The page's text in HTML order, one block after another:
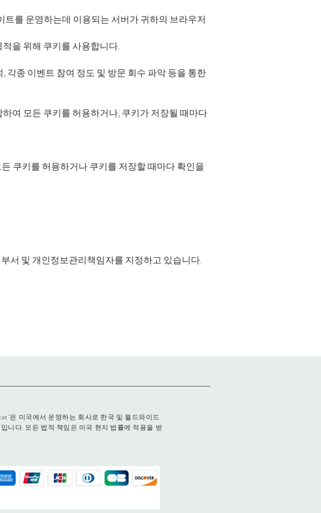
트를 운영하는데 이용되는 서버가 귀하의 브라우저
을 위해 쿠키를 사용합니다.
각종 이벤트 참여 정도 및 방문 회수 파악 등을 통한
여 모든 쿠키를 허용하거나, 쿠키가 저장될 때마다
쿠키를 허용하거나 쿠키를 저장할 때마다 확인을
서 및 개인정보관리책임자를 지정하고 있습니다.
은 미국에서 운영하는 회사로 한국 및 월드와이드
니다. 모든 법적 책임은 미국 현지 법률에 적용을 받